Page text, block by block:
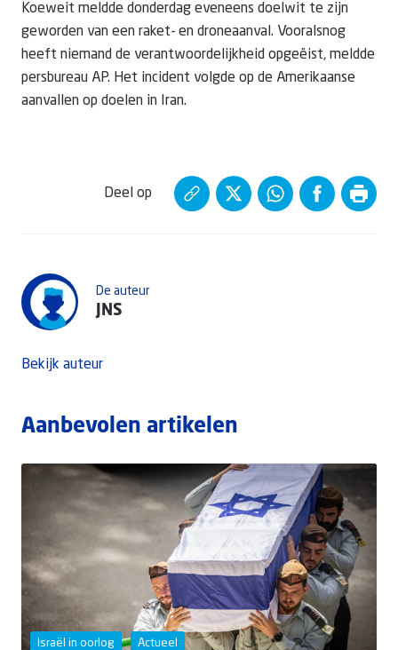
Koeweit meldde donderdag eveneens doelwit te zijn
geworden van een raket- en droneaanval. Vooralsnog
heeft niemand de verantwoordelijkheid opgeëist, meldde
persbureau AP. Het incident volgde op de Amerikaanse
aanvallen op doelen in Iran.
De auteur
JNS
Bekijk auteur
Deel op
Aanbevolen artikelen
Israël in oorlog Actueel